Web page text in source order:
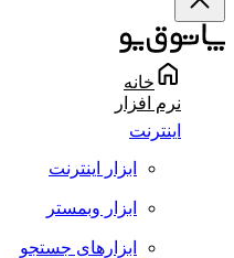
خانه
نرم افزار
اینترنت
ابزار اینترنت
ابزار وبمستر
ابزارهای جستجو